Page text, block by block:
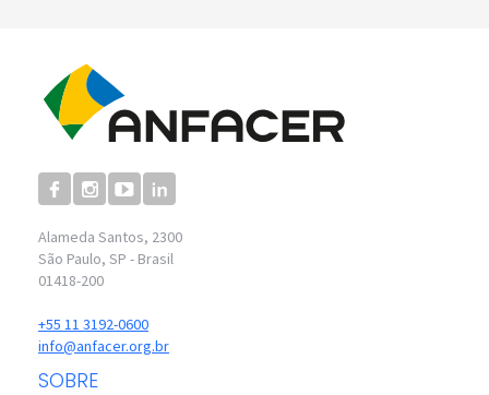
Alameda Santos, 2300
São Paulo, SP - Brasil
01418-200
+55 11 3192-0600
info@anfacer.org.br
SOBRE